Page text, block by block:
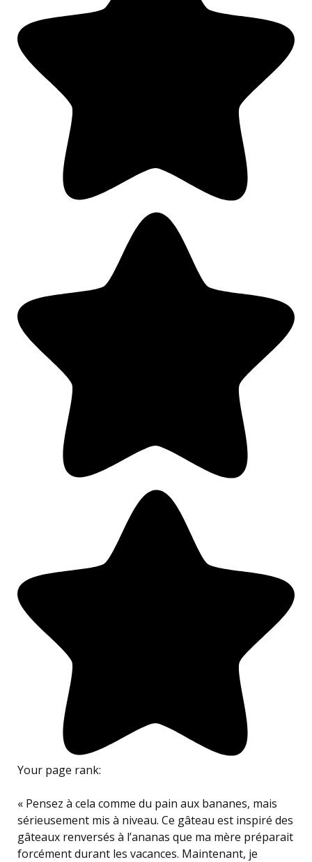
Your page rank:
« Pensez à cela comme du pain aux bananes, mais
sérieusement mis à niveau. Ce gâteau est inspiré des
gâteaux renversés à l’ananas que ma mère préparait
forcément durant les vacances. Maintenant, je